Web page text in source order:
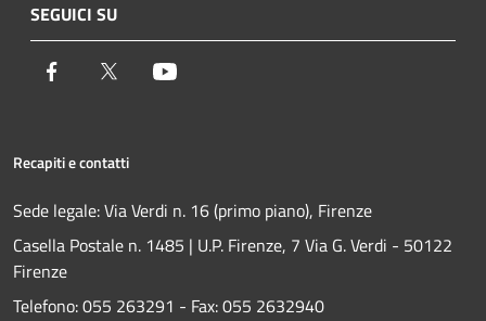
SEGUICI SU
Facebook Twitter
Recapiti e contatti
Sede legale: Via Verdi n. 16 (primo piano), Firenze
Casella Postale n. 1485 | U.P. Firenze, 7 Via G. Verdi - 50122
Firenze
Telefono:055 263291 - Fax:055 2632940